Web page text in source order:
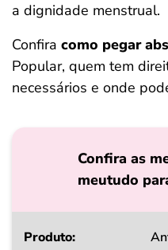
a dignidade menstrual.
Confira como pegar
Popular, quem tem
necessários e onde
Confira as
meutudo
Produto